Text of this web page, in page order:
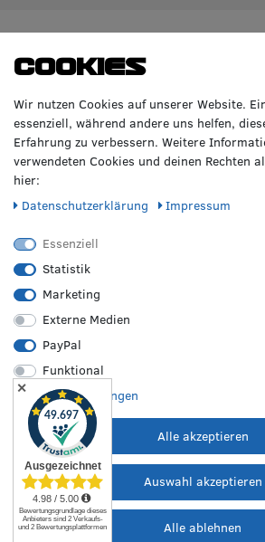
GERNE!
Heinrich-Hasemeier-Straße 36
49076 Osnabrück
Telefon: 0541 / 800 085 06
WhatsApp: 0541 / 800 085 06
Fax: 0541 / 40 99 084
BMW
Mercedes
AMG
Audi
Sonstige
REIFEN &
Sommerreifen
Winterreifen
Allwetterreifen
Originale Räder
Bestpreisgarantie
Leistungen vor Ort
Versand
Zahlungsarten
© 2025 Räderzentrum Osnabrück | Alle
Cookies
Wir nutzen Cookies auf unserer Website.
essenziell, während andere uns helfen,
Erfahrung zu verbessern. Weitere
verwendeten Cookies und deinen Rechten
hier:
Daten­schutz­erklärung
Impressum
Essenziell
Statistik
Marketing
Externe Medien
PayPal
Funktional
Weitere Einstellungen
Alle akzeptieren
Auswahl akzeptieren
Alle ablehnen
✕